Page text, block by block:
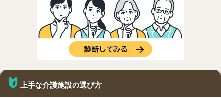
上手な介護施設の選び方